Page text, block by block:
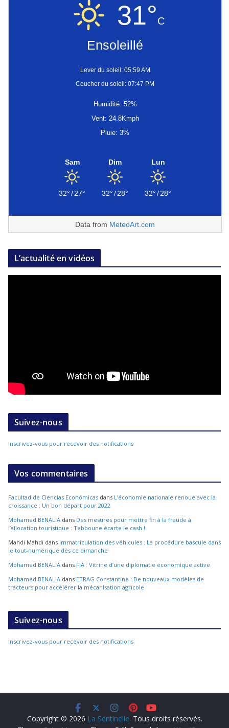
31°C
Ensoleillé
Lever du soleil: 05:59 AM
Coucher du soleil: 07:47 PM
Humidité: 52%
Vent: 24.8Kmph
Pluie: 3%
Sam
32°/27°
Dim
32°/28°
Lun
32°/28°
Data from MeteoArt.com
L’actualité en vidéos
Suivez-nous
Inscrivez-vous pour recevoir des notifications
Vos commentaires
Facultad de Ciencias Económicas dans L’économie nationale renoue avec la
croissance : Un bon départ pour 2022
Mohamed BENALIA dans Des mesures pour mettre fin à la fraude à
l’allocation touristique : Tebboune écarte le cash !
Mahdi Mahdi dans Immatriculation des véhicules : La procédure bascule dans
le tout-numérique dès ce dimanche
Mohamed BENALIA dans FIA : Vitrine d’une diplomatie économique active
Mohamed BENALIA dans ETRAG Constantine : De nouveaux modèles de
tracteurs pour accélérer la mécanisation agricole
Suivez-nous
Inscrivez-vous pour recevoir des notifications
Copyright © 2026 La Sentinelle. Tous droits réservés.